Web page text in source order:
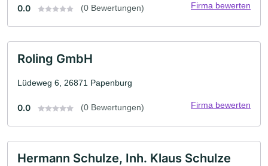
0.0 (0 Bewertungen) Firma bewerten
Roling GmbH
Lüdeweg 6, 26871 Papenburg
0.0 (0 Bewertungen) Firma bewerten
Hermann Schulze, Inh. Klaus Schulze